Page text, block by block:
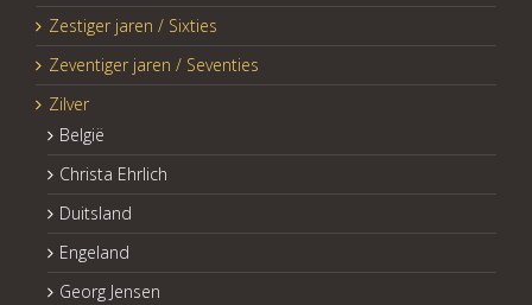
Zestiger jaren / Sixties
Zeventiger jaren / Seventies
Zilver
België
Christa Ehrlich
Duitsland
Engeland
Georg Jensen